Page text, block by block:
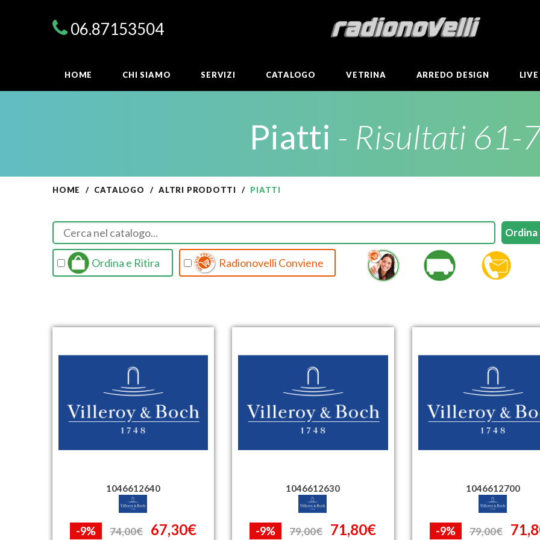
06.87153504
HOME CHI SIAMO SERVIZI CATALOGO VETRINA ARREDO DESIGN
Piatti - Risultati 61-
HOME CATALOGO ALTRI PRODOTTI PIATTI
Ordina e Ritira Radionovelli Conviene
1046612640
-9% 74,00€ 67,30€
1046612630
-9% 79,00€ 71,80€
1046612700
-9% 79,00€